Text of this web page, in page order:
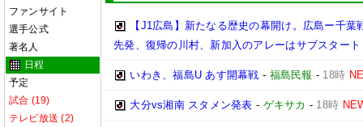
ファンサイト
選手公式
著名人
日程
予定
試合 (19)
テレビ放送 (2)
【J1広島】新たなる歴史の幕開け。広島ー千
先発、復帰の川村、新加入のアレーはサブスタート
いわき、福島U あす開幕戦 - 福島民報 - 18時
大分vs湘南 スタメン発表 - ゲキサカ - 18時